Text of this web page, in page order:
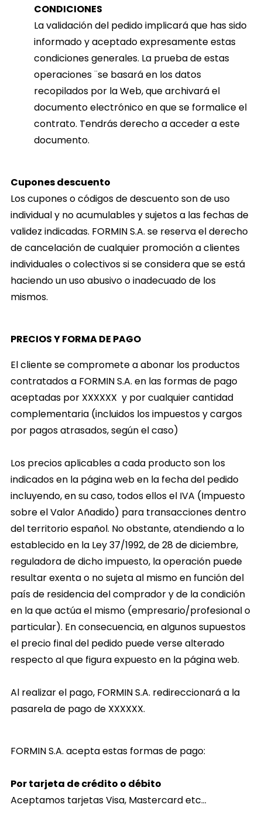
CONDICIONES
La validación del pedido implicará que has sido
informado y aceptado expresamente estas
condiciones generales. La prueba de estas
operaciones ¨se basará en los datos
recopilados por la Web, que archivará el
documento electrónico en que se formalice el
contrato. Tendrás derecho a acceder a este
documento.
Cupones descuento
Los cupones o códigos de descuento son de uso
individual y no acumulables y sujetos a las fechas de
validez indicadas. FORMIN S.A. se reserva el derecho
de cancelación de cualquier promoción a clientes
individuales o colectivos si se considera que se está
haciendo un uso abusivo o inadecuado de los
mismos.
PRECIOS Y FORMA DE PAGO
El cliente se compromete a abonar los productos
contratados a FORMIN S.A. en las formas de pago
aceptadas por XXXXXX y por cualquier cantidad
complementaria (incluidos los impuestos y cargos
por pagos atrasados, según el caso)
Los precios aplicables a cada producto son los
indicados en la página web en la fecha del pedido
incluyendo, en su caso, todos ellos el IVA (Impuesto
sobre el Valor Añadido) para transacciones dentro
del territorio español. No obstante, atendiendo a lo
establecido en la Ley 37/1992, de 28 de diciembre,
reguladora de dicho impuesto, la operación puede
resultar exenta o no sujeta al mismo en función del
país de residencia del comprador y de la condición
en la que actúa el mismo (empresario/profesional o
particular). En consecuencia, en algunos supuestos
el precio final del pedido puede verse alterado
respecto al que figura expuesto en la página web.
Al realizar el pago, FORMIN S.A. redireccionará a la
pasarela de pago de XXXXXX.
FORMIN S.A. acepta estas formas de pago:
Por tarjeta de crédito o débito
Aceptamos tarjetas Visa, Mastercard etc…